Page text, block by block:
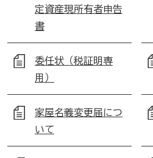
定資産現所有者申告
書
委任状（税証明専
用）
家屋名義変更届につ
いて